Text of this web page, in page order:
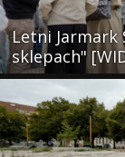
Letni Jarmark
sklepach"